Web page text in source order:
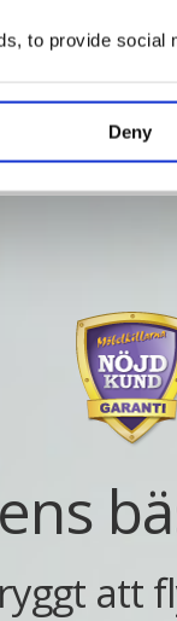
to provide social
Deny
Vad kostar
att